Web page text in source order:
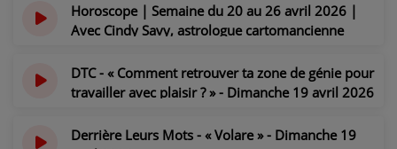
Horoscope | Semaine du 20 au 26 avril 2026 |
Avec Cindy Savy, astrologue cartomancienne
DTC - « Comment retrouver ta zone de génie pour
travailler avec plaisir ? » - Dimanche 19 avril 2026
Derrière Leurs Mots - « Volare » - Dimanche 19